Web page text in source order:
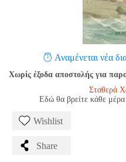
Αναμένεται νέα
Χωρίς έξοδα αποστολής για
Σταθερά
Εδώ θα βρείτε κάθε μέρα
Wishlist
Share